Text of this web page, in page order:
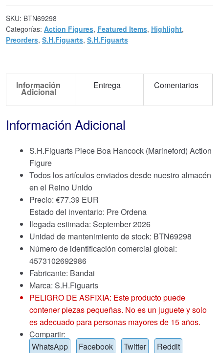
SKU: BTN69298
Categorías: Action Figures, Featured Items, Highlight,
Preorders, S.H.Figuarts, S.H.Figuarts
Información
Adicional
Entrega Comentarios
Información Adicional
S.H.Figuarts Piece Boa Hancock (Marineford) Action
Figure
Todos los artículos enviados desde nuestro almacén
en el Reino Unido
Precio: €77.39 EUR
Estado del inventario: Pre Ordena
Ilegada estimada: September 2026
Unidad de mantenimiento de stock: BTN69298
Número de identificación comercial global:
4573102692986
Fabricante: Bandai
Marca: S.H.Figuarts
PELIGRO DE ASFIXIA: Este producto puede
contener piezas pequeñas. No es un juguete y solo
es adecuado para personas mayores de 15 años.
Compartir:
WhatsApp
Facebook Twitter Reddit